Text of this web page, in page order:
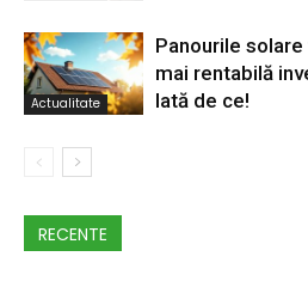
Actualitate
Panourile
mai rentabilă
Iată de ce!
RECENTE